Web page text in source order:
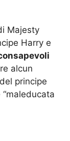
Majesty
Harry e
alcun
principe